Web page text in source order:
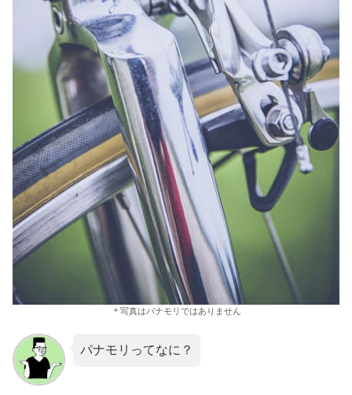
＊写真はパナモリではありません
パナモリってなに？